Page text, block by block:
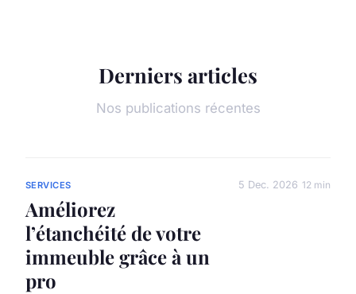
Derniers articles
Nos publications récentes
SERVICES
Améliorez
l’étanchéité de votre
immeuble grâce à un
pro
5 Dec. 2026 12 min